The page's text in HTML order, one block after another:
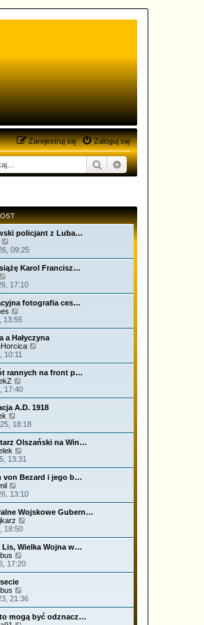
Zaloguj się
Zarejestruj się
SzukajWyszukiwanie
policjant z Luba…
y
ś
w
i
e
l
n
a
j
o
w
s
z
y
p
o
s
t
09:25
Karol Francisz…
y
ś
w
i
e
n
a
j
o
w
s
z
y
p
o
s
t
17:10
fotografia ces…
y
ś
w
i
e
n
a
j
o
s
z
y
p
o
s
t
13:55
a Hałyczyna
ś
w
l
n
n
o
z
y
s
t
10:11
rannych na front p…
y
ś
w
e
l
n
a
j
o
s
z
y
p
o
s
t
17:40
A.D. 1918
y
ś
w
i
e
n
a
j
o
w
s
z
y
p
o
s
t
18:18
Olszański na Win…
y
ś
w
e
l
n
a
j
o
s
z
o
s
t
13:31
von Bezard i jego b…
y
ś
w
e
l
n
a
j
o
w
s
z
y
13:10
Wojskowe Gubern…
ś
w
a
j
o
18:50
Lis, Wielka Wojna w…
y
ś
e
n
17:20
y
ś
w
i
21:36
mogą być odznacz…